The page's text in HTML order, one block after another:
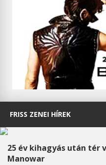
FRISS ZENEI HÍREK
25 év kihagyás után tér
Manowar